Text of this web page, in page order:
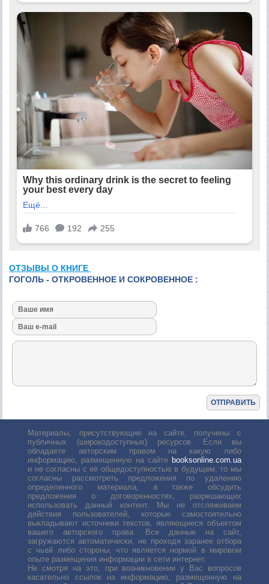
ОТЗЫВЫ О КНИГЕ
ГОГОЛЬ - ОТКРОВЕННОЕ И СОКРОВЕННОЕ :
Материалы, присутствующие на сайте, получены с
публичных (широкодоступных) ресурсов. Если вы
обладаете авторским правом на какую либо
информацию, размещенную на сайте booksonline.com.ua
и не согласны с её общедоступностью в будущем, то мы
согласны рассмотреть предложения по удалению
определенного материала, а также обсудить
предложения о договоренностях, разрешающих
использовать данный контент. Мы не отслеживаем
действия пользователей, которые самостоятельно
выкладывают источники текстов, являющиеся объектом
вашего авторского права. Все данные на сайт,
загружаются автоматически, не проходя заранее отбора
с чьей либо стороны, что является нормой в мировом
опыте размещения информации в сети интернет.
Не смотря на это, при возникновении у Вас вопросов
касательно ссылок на информацию, размещенную на